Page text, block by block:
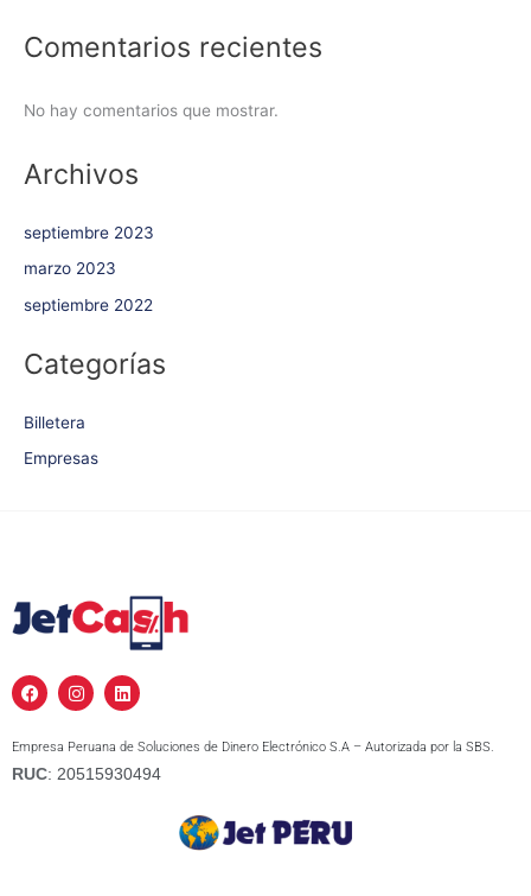
Comentarios recientes
No hay comentarios que mostrar.
Archivos
septiembre 2023
marzo 2023
septiembre 2022
Categorías
Billetera
Empresas
F
a
b
o
I
n
t
a
g
L
i
k
e
d
Empresa Peruana de Soluciones de Dinero Electrónico S.A – Autorizada por la SBS.
RUC: 20515930494